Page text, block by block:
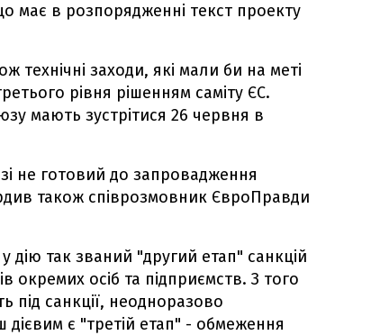
має в розпорядженні текст проекту
технічні заходи, які мали би на меті
рівня рішенням саміту ЄС.
мають зустрітися 26 червня в
не готовий до запровадження
також співрозмовник ЄвроПравди
дію так званий "другий етап" санкцій
окремих осіб та підприємств. З того
під санкції, неодноразово
є "третій етап" - обмеження